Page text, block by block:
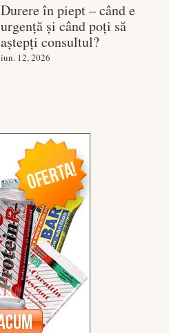
Durere în piept – când e
urgență și când poți să
aștepți consultul?
iun. 12, 2026